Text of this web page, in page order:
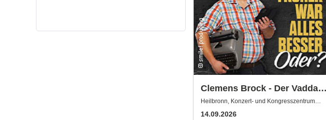
Clemens Brock - Der Vadda -
Früher war alles besser,
oder?
Heilbronn, Konzert- und Kongresszentrum
14.09.2026